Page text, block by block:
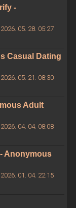
-
2026. 05. 28. 05:27
Casual Dating
2026. 05. 21. 08:30
Adult
2026. 04. 04. 08:08
Anonymous
2026. 01. 04. 22:15